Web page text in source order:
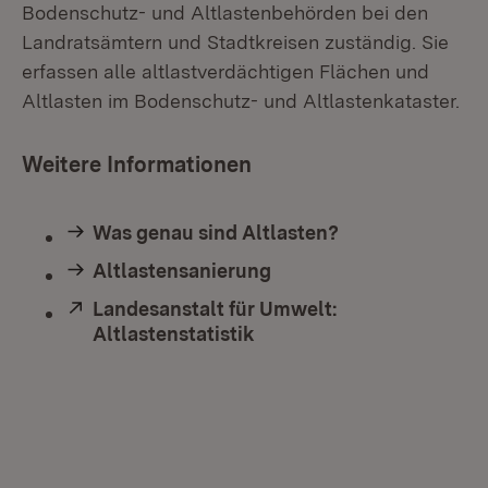
Bodenschutz- und Altlastenbehörden bei den
Landratsämtern und Stadtkreisen zuständig. Sie
erfassen alle altlastverdächtigen Flächen und
Altlasten im Bodenschutz- und Altlastenkataster.
Weitere Informationen
Was genau sind Altlasten?
Altlastensanierung
Extern:
Landesanstalt für Umwelt:
Altlastenstatistik